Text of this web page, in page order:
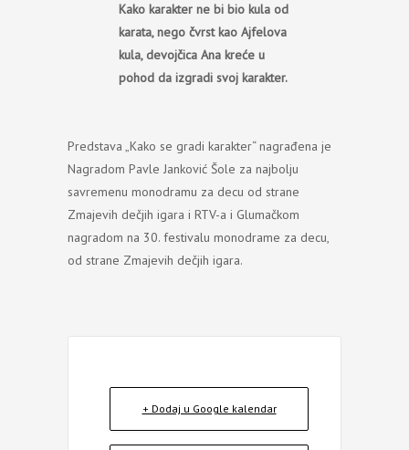
Kako karakter ne bi bio kula od
karata, nego čvrst kao Ajfelova
kula, devojčica Ana kreće u
pohod da izgradi svoj karakter.
Predstava „Kako se gradi karakter“ nagrađena je
Nagradom Pavle Janković Šole za najbolju
savremenu monodramu za decu od strane
Zmajevih dečjih igara i RTV-a i Glumačkom
nagradom na 30. festivalu monodrame za decu,
od strane Zmajevih dečjih igara.
+ Dodaj u Google kalendar